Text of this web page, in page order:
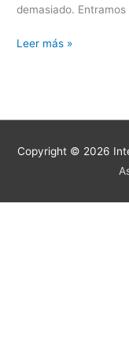
demasiado.
Leer más »
Copyright © 2026